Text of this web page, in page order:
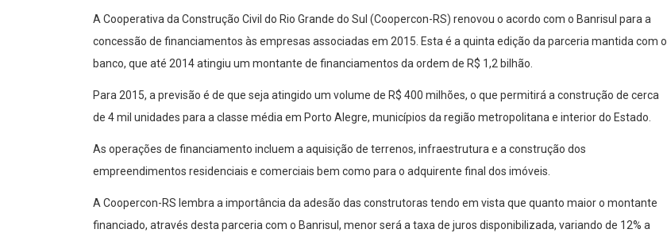
A Cooperativa da Construção Civil do Rio Grande do Sul (Coopercon-RS) renovou o acordo com o Banrisul para a
concessão de financiamentos às empresas associadas em 2015. Esta é a quinta edição da parceria mantida com o
banco, que até 2014 atingiu um montante de financiamentos da ordem de R$ 1,2 bilhão.
Para 2015, a previsão é de que seja atingido um volume de R$ 400 milhões, o que permitirá a construção de cerca
de 4 mil unidades para a classe média em Porto Alegre, municípios da região metropolitana e interior do Estado.
As operações de financiamento incluem a aquisição de terrenos, infraestrutura e a construção dos
empreendimentos residenciais e comerciais bem como para o adquirente final dos imóveis.
A Coopercon-RS lembra a importância da adesão das construtoras tendo em vista que quanto maior o montante
financiado, através desta parceria com o Banrisul, menor será a taxa de juros disponibilizada, variando de 12% a